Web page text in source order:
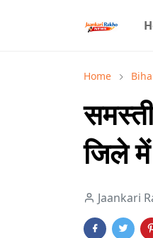
Home
जिले
Jaankari